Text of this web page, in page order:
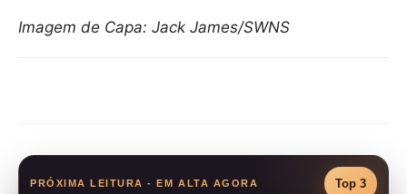
Imagem de Capa: Jack James/SWNS
PRÓXIMA LEITURA - EM ALTA AGORA Top 3